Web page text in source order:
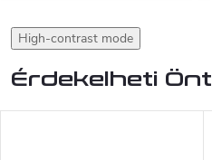
High-contrast mode
Érdekelheti Önt